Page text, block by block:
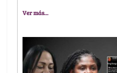
Ver más...